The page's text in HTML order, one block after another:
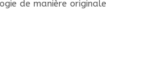
de manière originale